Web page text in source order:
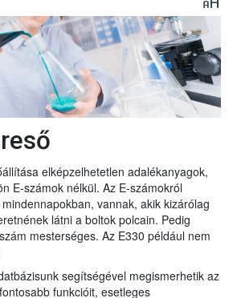
elképzelhetetlen adalékanyagok,
E-számok nélkül. Az E-számokról
vannak, akik kizárólag
látni a boltok polcain. Pedig
mesterséges. Az E330 például nem
segítségével megismerhetik az
funkcióit, esetleges